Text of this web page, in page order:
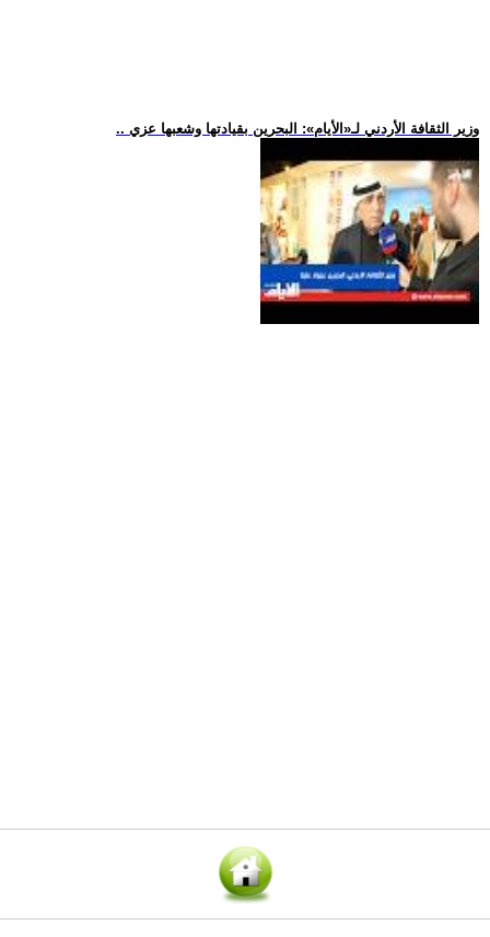
.. وزير الثقافة الأردني لـ«الأيام»: البحرين بقيادتها وشعبها عزي